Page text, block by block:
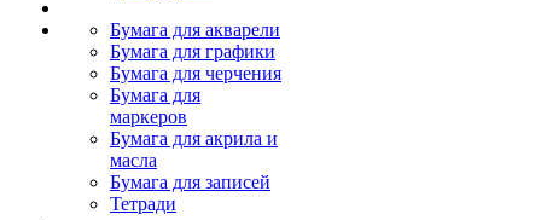
Бумага для акварели
Бумага для графики
Бумага для черчения
Бумага для
маркеров
Бумага для акрила и
масла
Бумага для записей
Тетради